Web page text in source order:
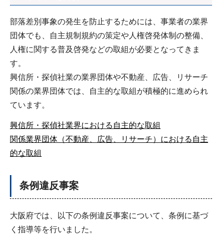
部落差別事象の発生を防止するためには、事業者の業界
団体でも、自主規制規約の策定や人権啓発体制の整備、
人権に関する普及啓発などの取組が必要となってきま
す。
興信所・探偵社業の業界団体や不動産、広告、リサーチ
関係の業界団体では、自主的な取組が積極的に進められ
ています。
興信所・探偵社業界における自主的な取組
関係業界団体（不動産、広告、リサーチ）における自主
的な取組
条例違反事案
大阪府では、以下の条例違反事案について、条例に基づ
く指導等を行いました。